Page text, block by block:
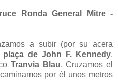
Ronda General Mitre -
a subir (por su acera
plaça de John F. Kennedy,
Tranvia Blau. Cruzamos el
por él unos metros